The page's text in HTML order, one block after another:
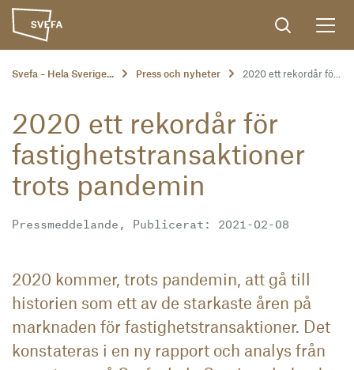
Svefa – Hela Sverige... Press och nyheter 2020 ett rekordår fö...
2020 ett rekordår för
fastighetstransaktioner
trots pandemin
Pressmeddelande, Publicerat: 2021-02-08
2020 kommer, trots pandemin, att gå till
historien som ett av de starkaste åren på
marknaden för fastighetstransaktioner. Det
konstateras i en ny rapport och analys från